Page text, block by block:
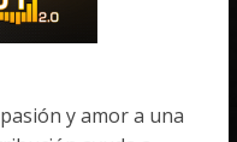
y amor a una